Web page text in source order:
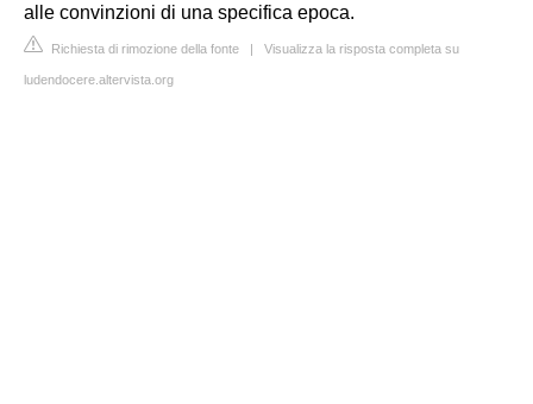
alle convinzioni di una specifica epoca.
Richiesta di rimozione della fonte | Visualizza la risposta completa su
ludendocere.altervista.org